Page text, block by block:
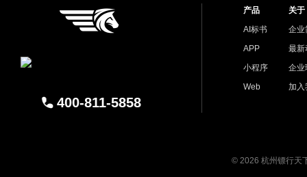
400-811-5858
产品
AI标书
APP
小程序
Web
关于
企业
最新
企业
加入
© 2026 杭州镖行天